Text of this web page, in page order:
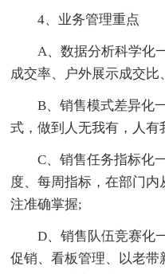
4、业务管理重点
A、数据分析科学化
成交率、户外展示成交
B、销售模式差异化
式，做到人无我有，人有
C、销售任务指标化
度、每周指标，在部门
注准确掌握;
D、销售队伍竞赛化
促销、看板管理、以老